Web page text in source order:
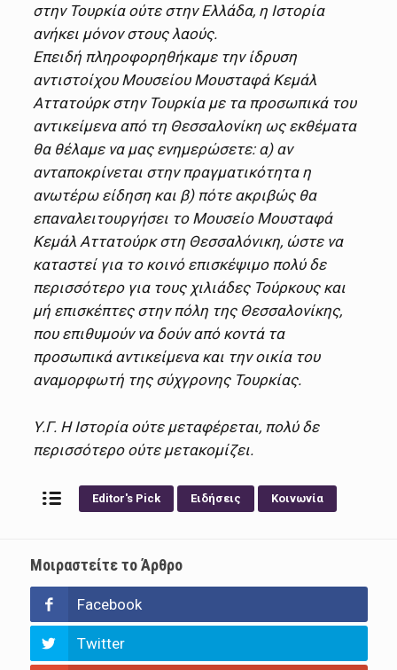
στην Τουρκία ούτε στην Ελλάδα, η Ιστορία
ανήκει μόνον στους λαούς.
Επειδή πληροφορηθήκαμε την ίδρυση
αντιστοίχου Μουσείου Μουσταφά Κεμάλ
Αττατούρκ στην Τουρκία με τα προσωπικά του
αντικείμενα από τη Θεσσαλονίκη ως εκθέματα
θα θέλαμε να μας ενημερώσετε: α) αν
ανταποκρίνεται στην πραγματικότητα η
ανωτέρω είδηση και β) πότε ακριβώς θα
επαναλειτουργήσει το Μουσείο Μουσταφά
Κεμάλ Αττατούρκ στη Θεσσαλόνικη, ώστε να
καταστεί για το κοινό επισκέψιμο πολύ δε
περισσότερο για τους χιλιάδες Τούρκους και
μή επισκέπτες στην πόλη της Θεσσαλονίκης,
που επιθυμούν να δούν από κοντά τα
προσωπικά αντικείμενα και την οικία του
αναμορφωτή της σύχγρονης Τουρκίας.
Υ.Γ. Η Ιστορία ούτε μεταφέρεται, πολύ δε
περισσότερο ούτε μετακομίζει.
Editor's Pick Ειδήσεις Κοινωνία
Μοιραστείτε το Άρθρο
Facebook
Twitter